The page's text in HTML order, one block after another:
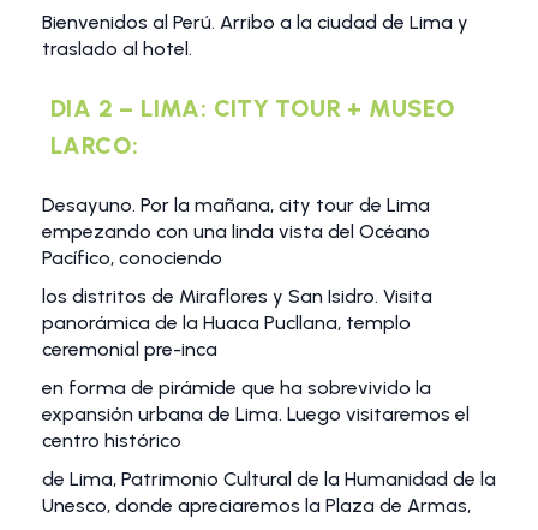
Bienvenidos al Perú. Arribo a la ciudad de Lima y
traslado al hotel.
DIA 2 – LIMA: CITY TOUR + MUSEO
LARCO:
Desayuno. Por la mañana, city tour de Lima
empezando con una linda vista del Océano
Pacífico, conociendo
los distritos de Miraflores y San Isidro. Visita
panorámica de la Huaca Pucllana, templo
ceremonial pre-inca
en forma de pirámide que ha sobrevivido la
expansión urbana de Lima. Luego visitaremos el
centro histórico
de Lima, Patrimonio Cultural de la Humanidad de la
Unesco, donde apreciaremos la Plaza de Armas,